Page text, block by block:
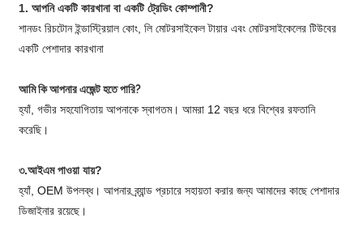
1. আপনি একটি কারখানা বা একটি ট্রেডিং কোম্পানী?
শানডং রিচটোন ইন্ডাস্ট্রিয়াল কোং, লি মোটরসাইকেল টায়ার এবং মোটরসাইকেলের টিউবের
একটি পেশাদার কারখানা
আমি কি আপনার এজেন্ট হতে পারি?
হ্যাঁ, গভীর সহযোগিতায় আপনাকে স্বাগতম। আমরা 12 বছর ধরে বিশ্বের রফতানি
করেছি।
৩.আইএম পাওয়া যায়?
হ্যাঁ, OEM উপলব্ধ। আপনার ব্র্যান্ড প্রচারে সহায়তা করার জন্য আমাদের কাছে পেশাদার
ডিজাইনার রয়েছে।